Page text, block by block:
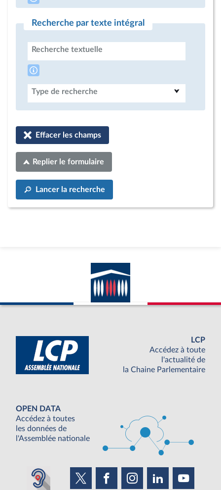
Recherche par texte intégral
Recherche textuelle
Type de recherche
Effacer les champs
Replier le formulaire
Lancer la recherche
LCP
Accédez à toute
l'actualité de
la Chaine Parlementaire
OPEN DATA
Accédez à toutes
les données de
l'Assemblée nationale